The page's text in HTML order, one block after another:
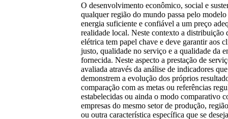
O desenvolvimento econômico, social e
qualquer região do mundo passa pelo modelo
energia suficiente e confiável a um preço
realidade local. Neste contexto a distribuição
elétrica tem papel chave e deve garantir aos
justo, qualidade no serviço e a qualidade da
fornecida. Neste aspecto a prestação de
avaliada através da análise de indicadores que
demonstrem a evolução dos próprios
comparação com as metas ou referências
estabelecidas ou ainda o modo comparativo
empresas do mesmo setor de produção,
ou outra característica específica que se